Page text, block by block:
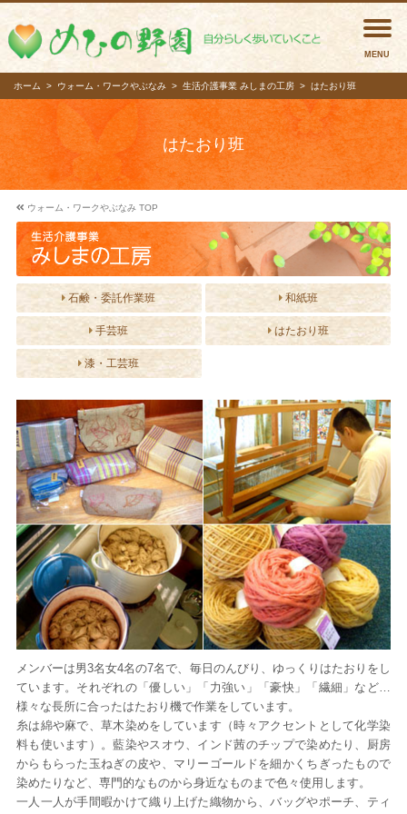
めひ
ホーム ウォーム・ワークやぶなみ 生活介護事業 みしまの工房 はたおり班
はたおり班
ウォーム・ワークやぶなみ TOP
石鹸・委託作業班 和紙班
手芸班 はたおり班
漆・工芸班
メンバーは男3名女4名の7名で、毎日のんびり、ゆっくりはたおりをし
ています。それぞれの「優しい」「力強い」「豪快」「繊細」など…
様々な長所に合ったはたおり機で作業をしています。
糸は綿や麻で、草木染めをしています（時々アクセントとして化学染
料も使います）。藍染やスオウ、インド茜のチップで染めたり、厨房
からもらった玉ねぎの皮や、マリーゴールドを細かくちぎったもので
染めたりなど、専門的なものから身近なものまで色々使用します。
一人一人が手間暇かけて織り上げた織物から、バッグやポーチ、ティ